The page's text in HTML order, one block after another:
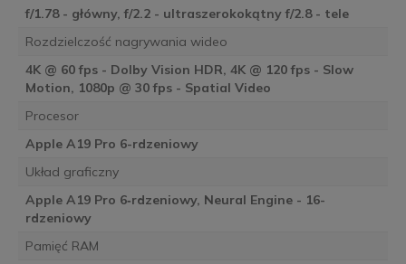
f/1.78 - główny, f/2.2 - ultraszerokokątny f/2.8 - tele
Rozdzielczość nagrywania wideo
4K @ 60 fps - Dolby Vision HDR, 4K @ 120 fps - Slow
Motion, 1080p @ 30 fps - Spatial Video
Procesor
Apple A19 Pro 6-rdzeniowy
Układ graficzny
Apple A19 Pro 6‑rdzeniowy, Neural Engine - 16-
rdzeniowy
Pamięć RAM